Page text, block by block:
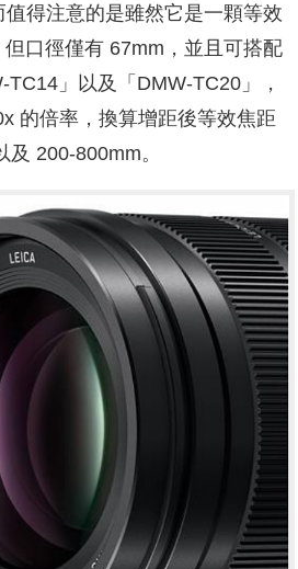
得注意的是雖然它是一顆等效
口徑僅有 67mm，並且可搭配
」以及「DMW-TC20」，
的倍率，換算增距後等效焦距
200-800mm。